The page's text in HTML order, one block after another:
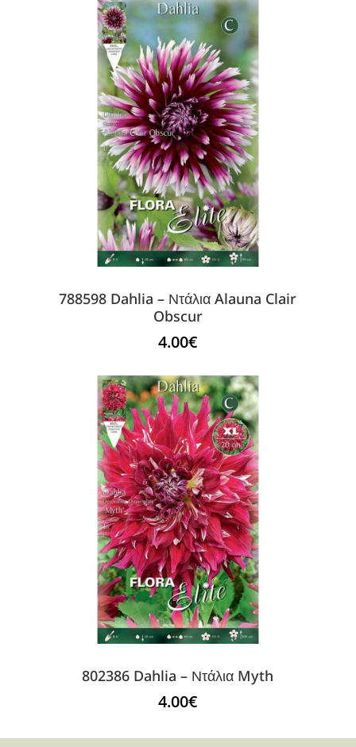
788598 Dahlia – Ντάλια Alauna Clair
Obscur
4.00€
802386 Dahlia – Ντάλια Myth
4.00€